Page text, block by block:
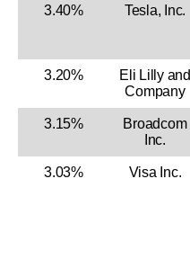
3.40% Tesla, Inc.
3.20%
Eli Lilly and
Company
3.15%
Broadcom
Inc.
3.03% Visa Inc.